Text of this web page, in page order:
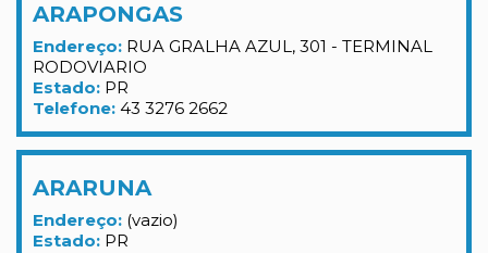
ARAPONGAS
Endereço: RUA GRALHA AZUL, 301 - TERMINAL
RODOVIARIO
Estado: PR
Telefone: 43 3276 2662
ARARUNA
Endereço: (vazio)
Estado: PR